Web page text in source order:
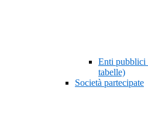
Enti pubblici
tabelle)
Società partecipate